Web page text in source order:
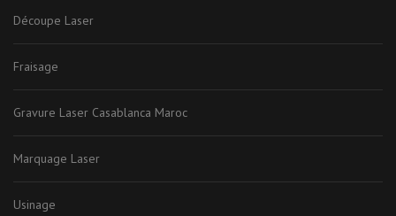
Découpe Laser
Fraisage
Gravure Laser Casablanca Maroc
Marquage Laser
Usinage